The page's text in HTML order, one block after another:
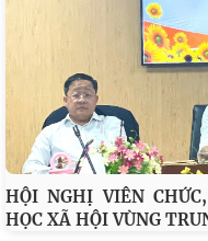
HỘI NGHỊ VIÊN
HỌC XÃ HỘI VÙNG
Đối thoại ICWA – VASS
Chiến lược Toàn diện
Viện Hàn lâm Khoa học
trị và Hành chính quốc
Viện Khoa học xã hội
gia Chương trình làm